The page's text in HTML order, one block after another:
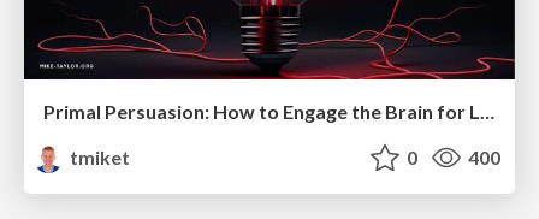
Primal Persuasion: How to Engage the Brain for Learning That Lasts
tmiket
0 400